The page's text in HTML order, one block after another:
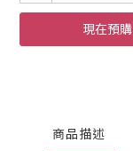
現在預購
商品描述